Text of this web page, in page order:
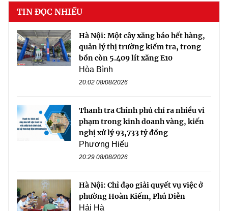
TIN ĐỌC NHIỀU
Hà Nội: Một cây xăng báo hết hàng,
quản lý thị trường kiểm tra, trong
bồn còn 5.409 lít xăng E10
Hòa Bình
20:02 08/08/2026
Thanh tra Chính phủ chỉ ra nhiều vi
phạm trong kinh doanh vàng, kiến
nghị xử lý 93,733 tỷ đồng
Phương Hiếu
20:29 08/08/2026
Hà Nội: Chỉ đạo giải quyết vụ việc ở
phường Hoàn Kiếm, Phú Diễn
Hải Hà